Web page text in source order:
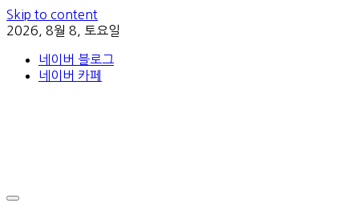
Skip to content
2026, 8월 8, 토요일
네이버 블로그
네이버 카페